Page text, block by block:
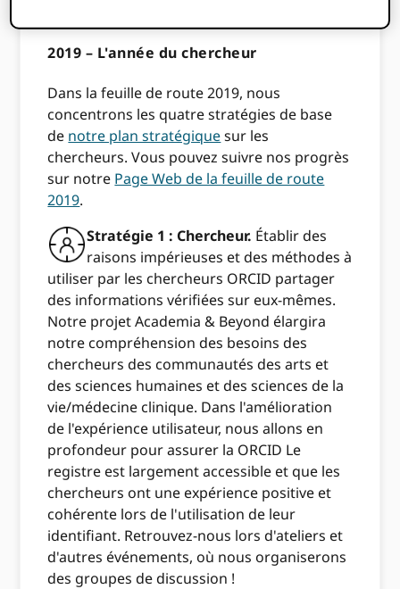
2019 – L'année du chercheur
Dans la feuille de route 2019, nous
concentrons les quatre stratégies de base
de notre plan stratégiquesur les
chercheurs. Vous pouvez suivre nos progrès
sur notre Page Web de la feuille de route
2019.
Stratégie 1 : Chercheur. Établir des
raisons impérieuses et des méthodes à
utiliser par les chercheurs ORCID partager
des informations vérifiées sur eux-mêmes.
Notre projet Academia & Beyond élargira
notre compréhension des besoins des
chercheurs des communautés des arts et
des sciences humaines et des sciences de la
vie/médecine clinique. Dans l'amélioration
de l'expérience utilisateur, nous allons en
profondeur pour assurer la ORCID Le
registre est largement accessible et que les
chercheurs ont une expérience positive et
cohérente lors de l'utilisation de leur
identifiant. Retrouvez-nous lors d'ateliers et
d'autres événements, où nous organiserons
des groupes de discussion !